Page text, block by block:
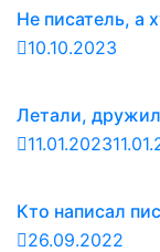
Не писатель, а
10.10.2023
Летали,
11.01.2023
Кто написал
26.09.2022